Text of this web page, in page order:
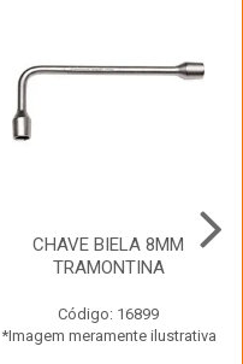
CHAVE BIELA 8MM
TRAMONTINA
Código: 16899
*Imagem meramente ilustrativa